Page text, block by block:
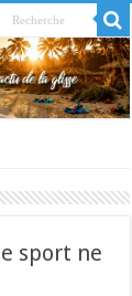
sport ne